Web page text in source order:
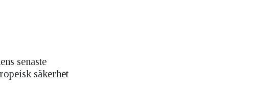
senaste
säkerhet